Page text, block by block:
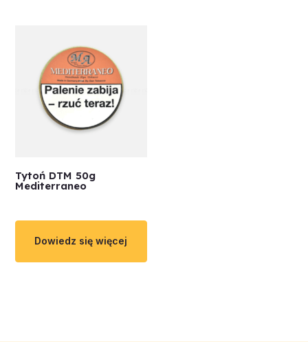
Tytoń DTM 50g
Mediterraneo
Dowiedz się więcej